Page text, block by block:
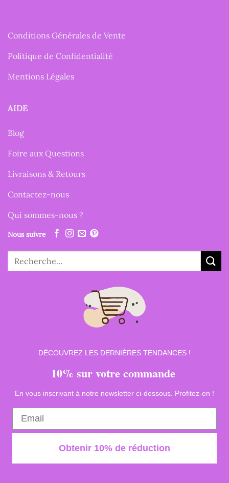
Conditions Générales de Vente
Politique de Confidentialité
Mentions Légales
AIDE
Blog
Foire aux Questions
Livraisons & Retours
Contactez-nous
Qui sommes-nous ?
Nous suivre
Recherche
pour :
DÉCOUVREZ LES DERNIÈRES TENDANCES !
10% sur votre commande
En vous inscrivant à notre newsletter ci-dessous. Profitez-en !
Obtenir 10% de réduction